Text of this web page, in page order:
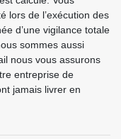
lors de l’exécution des
d’une vigilance totale
sommes aussi
nous vous assurons
entreprise de
jamais livrer en